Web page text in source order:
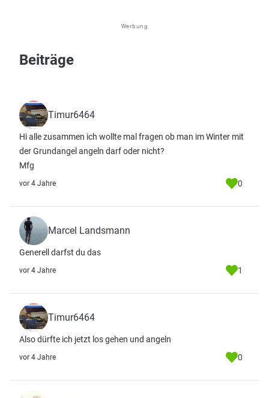
Werbung
Beiträge
Timur6464
Hi alle zusammen ich wollte mal fragen ob man im Winter mit
der Grundangel angeln darf oder nicht?
Mfg
vor 4 Jahre 0
Marcel Landsmann
Generell darfst du das
vor 4 Jahre 1
Timur6464
Also dürfte ich jetzt los gehen und angeln
vor 4 Jahre 0